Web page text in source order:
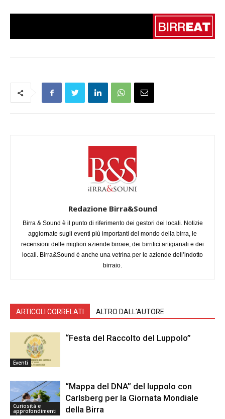
Redazione Birra&Sound
Birra & Sound è il punto di riferimento dei gestori dei locali. Notizie
aggiornate sugli eventi più importanti del mondo della birra, le
recensioni delle migliori aziende birraie, dei birrifici artigianali e dei
locali. Birra&Sound è anche una vetrina per le aziende dell’indotto
birraio.
ARTICOLI CORRELATI ALTRO DALL'AUTORE
Eventi
“Festa del Raccolto del Luppolo”
Curiosità e
approfondimenti
“Mappa del DNA” del luppolo con
Carlsberg per la Giornata Mondiale
della Birra